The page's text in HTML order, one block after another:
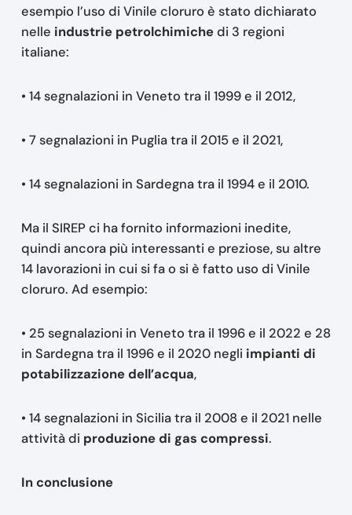
esempio l’uso di Vinile cloruro è stato dichiarato
nelle industrie petrolchimichedi 3 regioni
italiane:
• 14 segnalazioni in Veneto tra il 1999 e il 2012,
• 7 segnalazioni in Puglia tra il 2015 e il 2021,
• 14 segnalazioni in Sardegna tra il 1994 e il 2010.
Ma il SIREP ci ha fornito informazioni inedite,
quindi ancora più interessanti e preziose, su altre
14 lavorazioni in cui si fa o si è fatto uso di Vinile
cloruro. Ad esempio:
• 25 segnalazioni in Veneto tra il 1996 e il 2022 e 28
in Sardegna tra il 1996 e il 2020 negli impianti di
potabilizzazione dell’acqua,
• 14 segnalazioni in Sicilia tra il 2008 e il 2021 nelle
attività di produzione di gas compressi.
In conclusione